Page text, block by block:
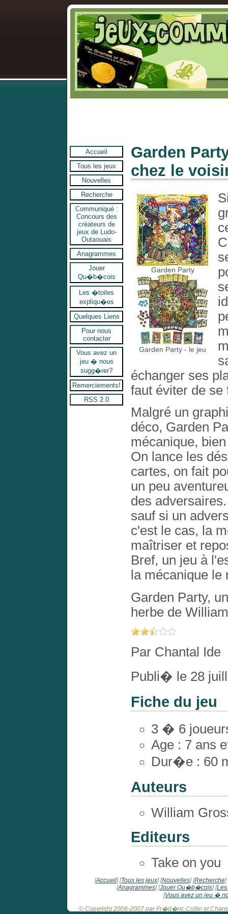
Accueil
Tous les jeux
Nouvelles
Recherche
Communiqué :
Concours des
créateurs de
jeux de Ludo-
Outaouais
Anagrammes
Jouer
Qu�b�cois
Les �toiles
expliqu�es
Quelques Liens
Pour nous
contacter
Vous avez un
jeu � nous
sugg�rer?
Remerciements!
RSS 2.0
Garden
chez le
Garden Party
Garden Party - le jeu
échanger ses
faut éviter de se
Malgré un
déco, Garden
mécanique,
On lance les
cartes, on fait
un peu
des
sauf si un
c'est le cas, la
maîtriser et
Bref, un jeu à
la mécanique le
Garden Party,
herbe de
Par Chantal Ide
Publi� le 28
Fiche du jeu
3 � 6
Age : 7 ans
Dur�e : 60
Auteurs
William
Editeurs
Take on you
Accueil Tous les jeux Nouvelles
Recherche
Anagrammes
Jouer Qu�b�cois
Vous avez un jeu �
© Copyright 2006-2007 par Fr�d�ric Collin et